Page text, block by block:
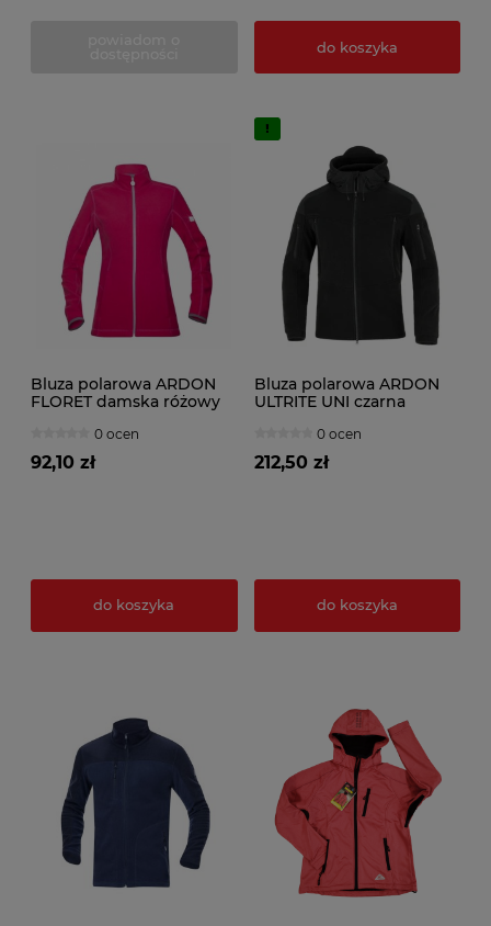
do koszyka
Bluza polarowa ARDON
FLORET damska różowy
0 ocen
92,10 zł
do koszyka
Bluza polarowa ARDON
ULTRITE UNI czarna
0 ocen
212,50 zł
do koszyka